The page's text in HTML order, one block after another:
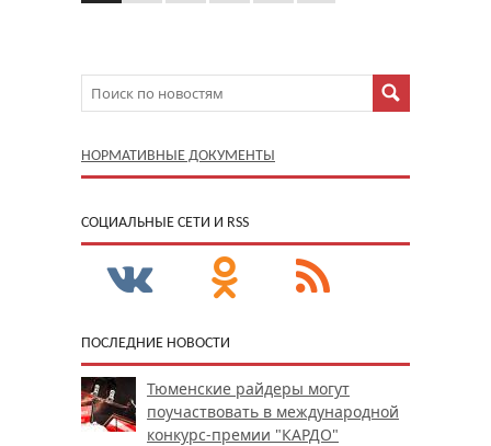
НОРМАТИВНЫЕ ДОКУМЕНТЫ
CОЦИАЛЬНЫЕ СЕТИ И RSS
ПОСЛЕДНИЕ НОВОСТИ
Тюменские райдеры могут
поучаствовать в международной
конкурс-премии "КАРДО"